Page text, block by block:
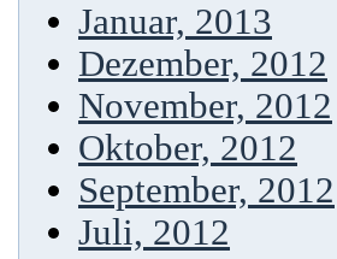
Januar, 2013
Dezember, 2012
November, 2012
Oktober, 2012
September, 2012
Juli, 2012